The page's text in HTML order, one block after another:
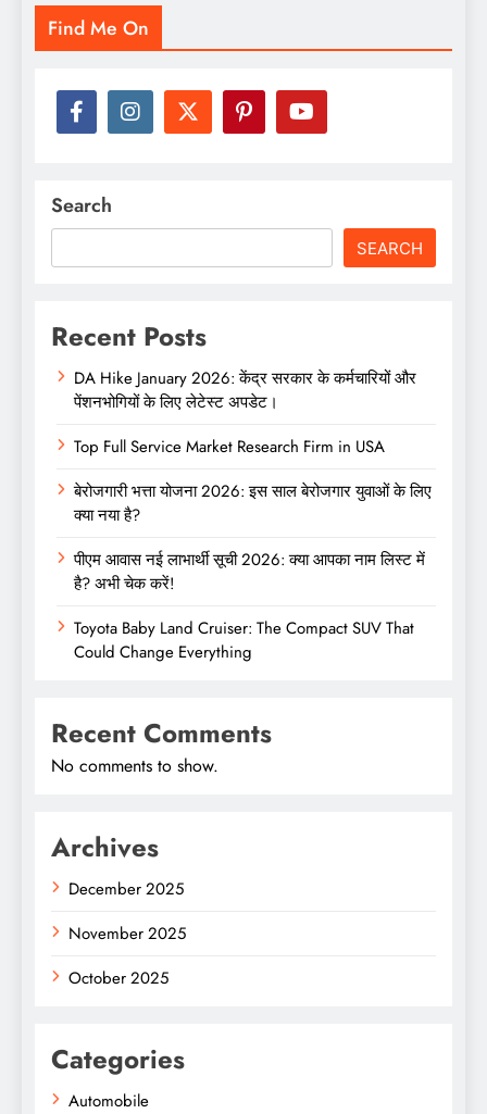
Find Me On
Search
SEARCH
Recent Posts
DA Hike January 2026: केंद्र सरकार के कर्मचारियों और
पेंशनभोगियों के लिए लेटेस्ट अपडेट।
Top Full Service Market Research Firm in USA
बेरोजगारी भत्ता योजना 2026: इस साल बेरोजगार युवाओं के लिए
क्या नया है?
पीएम आवास नई लाभार्थी सूची 2026: क्या आपका नाम लिस्ट में
है? अभी चेक करें!
Toyota Baby Land Cruiser: The Compact SUV That
Could Change Everything
Recent Comments
No comments to show.
Archives
December 2025
November 2025
October 2025
Categories
Automobile